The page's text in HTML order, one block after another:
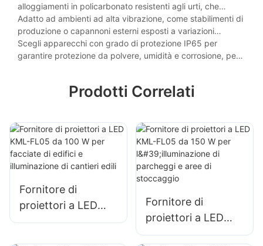
alloggiamenti in policarbonato resistenti agli urti, che
garantiscono longevità in condizioni industriali o esterne
difficili.
Adatto ad ambienti ad alta vibrazione, come stabilimenti di
produzione o capannoni esterni esposti a variazioni
meteorologiche.
Scegli apparecchi con grado di protezione IP65 per
garantire protezione da polvere, umidità e corrosione, per
Prodotti Correlati
Fornitore di
proiettori a LED
KML-FL05 da 100
Fornitore di
proiettori a LED
KML-FL05 da 150